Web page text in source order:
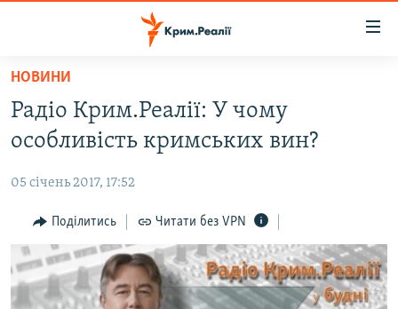
Перейти
основного
матеріалу
до
навігації
Перейти
до
пошуку
ВОДА.КРИМ
ПОЛІТИКА
БЛОГИ
ПОГЛЯД
ІНТЕРВ'Ю
НОВИНИ
Радіо Крим.Реалії: У чому
особливість кримських вин?
05 січень 2017, 17:52
Поділитись Читати без VPN